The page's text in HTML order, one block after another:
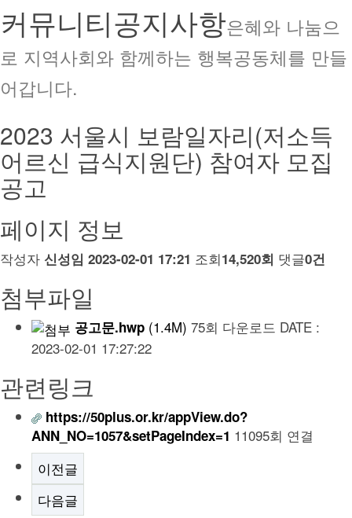
커뮤니티공지사항은혜와 나눔으
로 지역사회와 함께하는 행복공동체를 만들
어갑니다.
2023 서울시 보람일자리(저소득
어르신 급식지원단) 참여자 모집
공고
페이지 정보
작성자 신성임 2023-02-01 17:21 조회14,520회 댓글0건
첨부파일
공고문.hwp (1.4M) 75회 다운로드 DATE :
2023-02-01 17:27:22
관련링크
https://50plus.or.kr/appView.do?
ANN_NO=1057&setPageIndex=1 11095회 연결
이전글
다음글